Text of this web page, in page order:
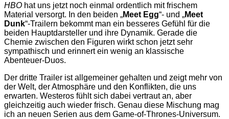
HBO hat uns jetzt noch einmal ordentlich mit frischem
Material versorgt. In den beiden „Meet Egg“- und „Meet
Dunk“-Trailern bekommt man ein besseres Gefühl für die
beiden Hauptdarsteller und ihre Dynamik. Gerade die
Chemie zwischen den Figuren wirkt schon jetzt sehr
sympathisch und erinnert ein wenig an klassische
Abenteuer-Duos.
Der dritte Trailer ist allgemeiner gehalten und zeigt mehr von
der Welt, der Atmosphäre und den Konflikten, die uns
erwarten. Westeros fühlt sich dabei vertraut an, aber
gleichzeitig auch wieder frisch. Genau diese Mischung mag
ich an neuen Serien aus dem Game-of-Thrones-Universum.